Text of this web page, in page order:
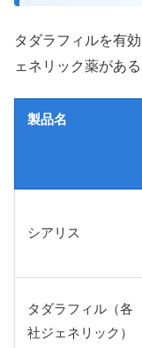
タダラフィルを有
ェネリック薬がある
製品名
シアリス
タダラフィル（各
社ジェネリック）